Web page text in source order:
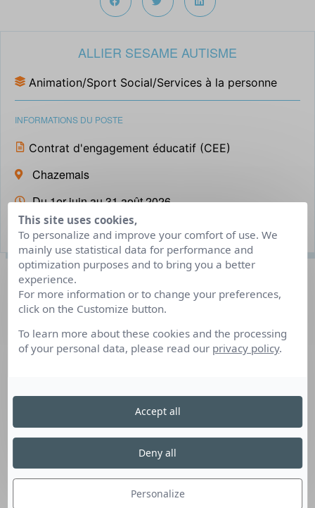
ALLIER SESAME AUTISME
Animation/Sport Social/Services à la personne
INFORMATIONS DU POSTE
Contrat d'engagement éducatif (CEE)
Chazemais
Du 1er juin au 31 août 2026
20 poste(s) à pourvoir
Description du poste
plus, nous recrutons des animateurs pour compléter notre
souffrant de troubles du spectre autistique
MISSIONS :
Assurer la sécurité, le bien-être et le confort des
Accompagner les vacanciers dans les actes de la vie
quotidienne (aide au repas, changement de protection,
This site uses cookies,
To personalize and improve your comfort of use. We
mainly use statistical data for performance and
optimization purposes and to bring you a better
experience.
For more information or to change your preferences,
click on the Customize button.
To learn more about these cookies and the processing
of your personal data, please read our privacy policy.
Personalize
Deny all
Accept all